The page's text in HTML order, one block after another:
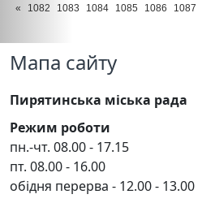
« 1082 1083 1084 1085 1086 1087
Мапа сайту
Пирятинська міська рада
Режим роботи
пн.-чт. 08.00 - 17.15
пт. 08.00 - 16.00
обідня перерва - 12.00 - 13.00